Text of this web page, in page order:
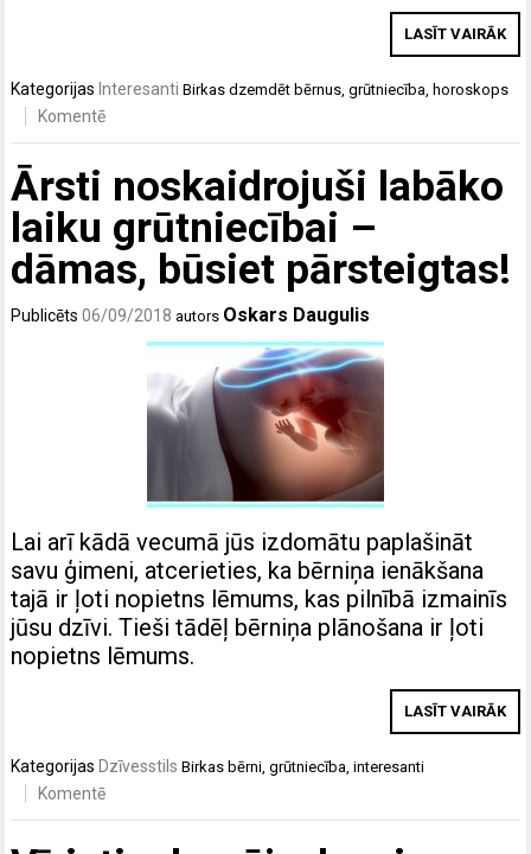
LASĪT VAIRĀK
Kategorijas Interesanti Birkasdzemdēt bērnus ,grūtniecība horoskops
Komentē
Ārsti noskaidrojuši labāko
laiku grūtniecībai –
dāmas, būsiet pārsteigtas!
Publicēts06/09/2018 autors Oskars Daugulis
Lai arī kādā vecumā jūs izdomātu paplašināt
savu ģimeni, atcerieties, ka bērniņa ienākšana
tajā ir ļoti nopietns lēmums, kas pilnībā izmainīs
jūsu dzīvi. Tieši tādēļ bērniņa plānošana ir ļoti
nopietns lēmums.
LASĪT VAIRĀK
Kategorijas Dzīvesstils Birkas bērni,grūtniecība,interesanti
Komentē